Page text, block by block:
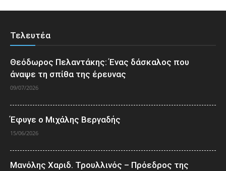
Τελευτέα
Θεόδωρος Πελαντάκης: Ένας δάσκαλος που
άναψε τη σπίθα της έρευνας
09/07/2026
Έφυγε ο Μιχάλης Βεργαδής
15/06/2026
Μανόλης Χαριδ. Τρουλλινός – Πρόεδρος της